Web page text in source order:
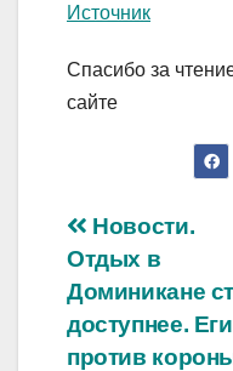
Источник
Спасибо за
сайте
по
записям
Новости.
Отдых в
Доминикане
доступнее.
против